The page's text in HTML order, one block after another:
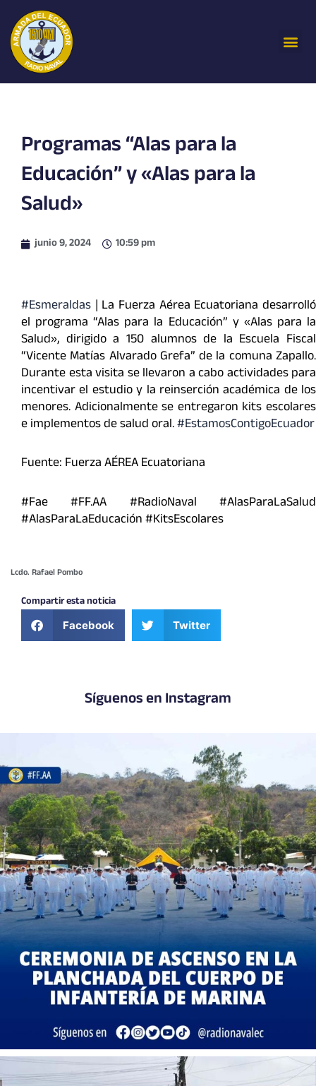
contenido
Programas “Alas para la
Educación” y «Alas para la
Salud»
junio 9, 2024 10:59 pm
#Esmeraldas | La Fuerza Aérea Ecuatoriana desarrolló
el programa “Alas para la Educación” y «Alas para la
Salud», dirigido a 150 alumnos de la Escuela Fiscal
“Vicente Matías Alvarado Grefa” de la comuna Zapallo.
Durante esta visita se llevaron a cabo actividades para
incentivar el estudio y la reinserción académica de los
menores. Adicionalmente se entregaron kits escolares
e implementos de salud oral.#EstamosContigoEcuador
Fuente: Fuerza AÉREA Ecuatoriana
#Fae #FF.AA #RadioNaval #AlasParaLaSalud
#AlasParaLaEducación #KitsEscolares
Lcdo. Rafael Pombo
Compartir esta noticia
Facebook Twitter
Síguenos en Instagram